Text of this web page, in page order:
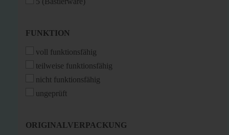
FUNKTION
FUNKTION
voll funktionsfähig
teilweise funktionsfähig
nicht funktionsfähig
ungeprüft
ORIGINALVERPACKUNG
ORIGINALVERPACKUNG